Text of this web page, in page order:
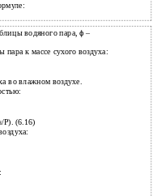
водяного пара,ϕ–
пара к массе сухого воздуха:
во влажном воздухе.
/P). (6.16)